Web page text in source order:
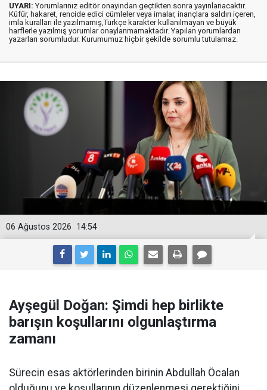
UYARI: Yorumlarınız editör onayından geçtikten sonra yayınlanacaktır.
Küfür, hakaret, rencide edici cümleler veya imalar, inançlara saldırı içeren,
imla kuralları ile yazılmamış,Türkçe karakter kullanılmayan ve büyük
harflerle yazılmış yorumlar onaylanmamaktadır. Yapılan yorumlardan
yazarları sorumludur. Kurumumuz hiçbir şekilde sorumlu tutulamaz.
14:54
06 Ağustos 2026
Ayşegül Doğan: Şimdi hep birlikte
barışın koşullarını olgunlaştırma
zamanı
Sürecin esas aktörlerinden birinin Abdullah Öcalan